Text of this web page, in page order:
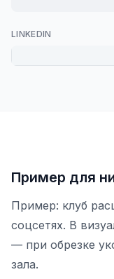
LINKEDIN
Пример для
Пример: клуб
соцсетях. В
— при обрезке
зала.